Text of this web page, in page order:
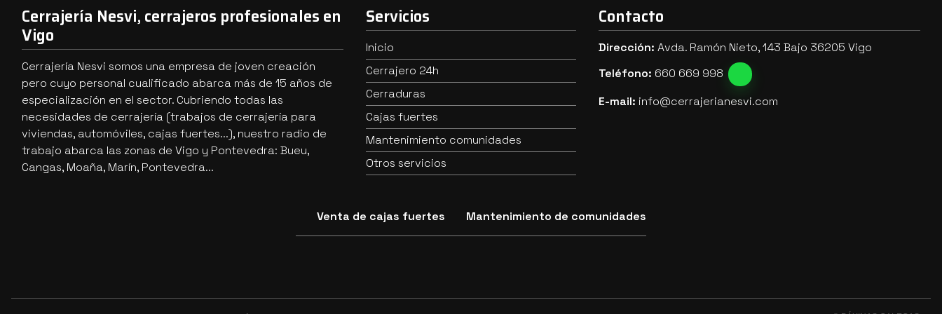
Cerrajería Nesvi, cerrajeros profesionales en
Vigo
Cerrajería Nesvi somos una empresa de joven creación
pero cuyo personal cualificado abarca más de 15 años de
especialización en el sector. Cubriendo todas las
necesidades de cerrajería (trabajos de cerrajería para
viviendas, automóviles, cajas fuertes...), nuestro radio de
trabajo abarca las zonas de Vigo y Pontevedra: Bueu,
Cangas, Moaña, Marín, Pontevedra...
Servicios
Inicio
Cerrajero 24h
Cerraduras
Cajas fuertes
Mantenimiento comunidades
Otros servicios
Contacto
Dirección: Avda. Ramón Nieto, 143 Bajo 36205 Vigo
Teléfono: 660 669 998
E-mail: info@cerrajerianesvi.com
Venta de cajas fuertes Mantenimiento de comunidades